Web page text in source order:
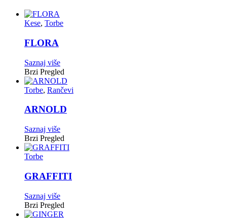
Kese, Torbe
FLORA
Saznaj više
Brzi Pregled
Torbe, Rančevi
ARNOLD
Saznaj više
Brzi Pregled
Torbe
GRAFFITI
Saznaj više
Brzi Pregled